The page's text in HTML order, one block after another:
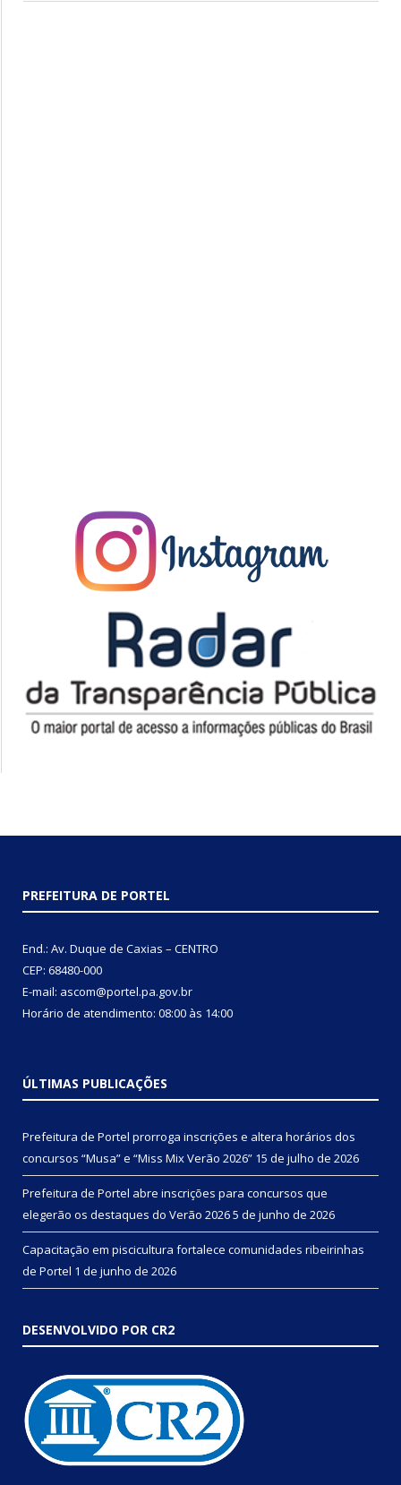
PREFEITURA DE PORTEL
End.: Av. Duque de Caxias – CENTRO
CEP: 68480-000
E-mail: ascom@portel.pa.gov.br
Horário de atendimento: 08:00 às 14:00
ÚLTIMAS PUBLICAÇÕES
Prefeitura de Portel prorroga inscrições e altera horários dos
concursos “Musa” e “Miss Mix Verão 2026” 15 de julho de 2026
Prefeitura de Portel abre inscrições para concursos que
elegerão os destaques do Verão 20265 de junho de 2026
Capacitação em piscicultura fortalece comunidades ribeirinhas
de Portel 1 de junho de 2026
DESENVOLVIDO POR CR2